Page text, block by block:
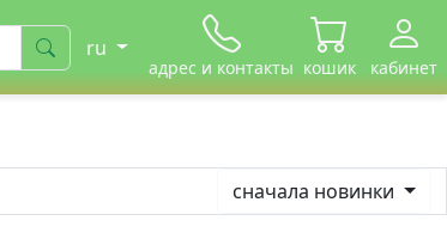
ru
адрес и контакты кошик кабинет
сначала новинки